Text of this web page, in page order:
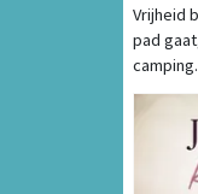
Vrijheid
pad